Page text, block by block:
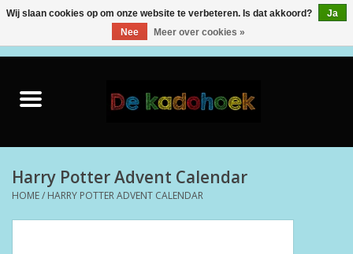
Harry Potter Advent Calendar
HOME/ HARRY POTTER ADVENT CALENDAR
Wij slaan cookies op om onze website te verbeteren. Is dat akkoord?
Ja
Nee
Meer over cookies »